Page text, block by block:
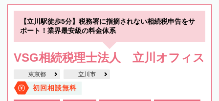
【立川駅徒歩5分】税務署に指摘されない相続税申告をサ
ポート！業界最安級の料金体系
VSG相続税理士法人 立川オフィス
東京都 立川市
初回相談無料